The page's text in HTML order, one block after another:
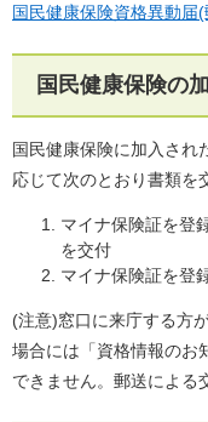
国民健康保険資格異動届(
国民健康保険の
国民健康保険に加入され
応じて次のとおり書類を
マイナ保険証を登
を交付
マイナ保険証を登
(注意)窓口に来庁する方
場合には「資格情報のお
できません。郵送による